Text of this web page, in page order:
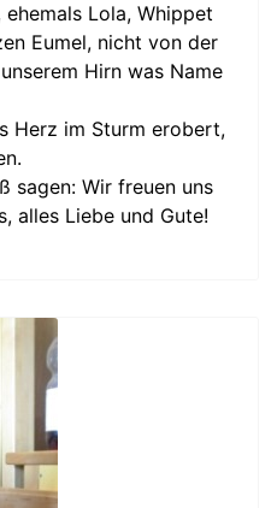
Lola, Whippet
Eumel, nicht von der
Hirn was Name
Herz im Sturm erobert,
sagen: Wir freuen uns
alles Liebe und Gute!